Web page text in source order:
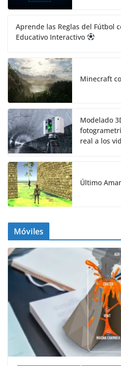
Aprende las Reglas del Fútbol
Educativo Interactivo
Minecraft
Modelado
real a los
Último
Móviles